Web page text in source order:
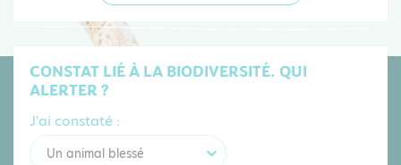
CONSTAT LIÉ À LA BIODIVERSITÉ. QUI
ALERTER ?
J'ai constaté :
Un animal blessé